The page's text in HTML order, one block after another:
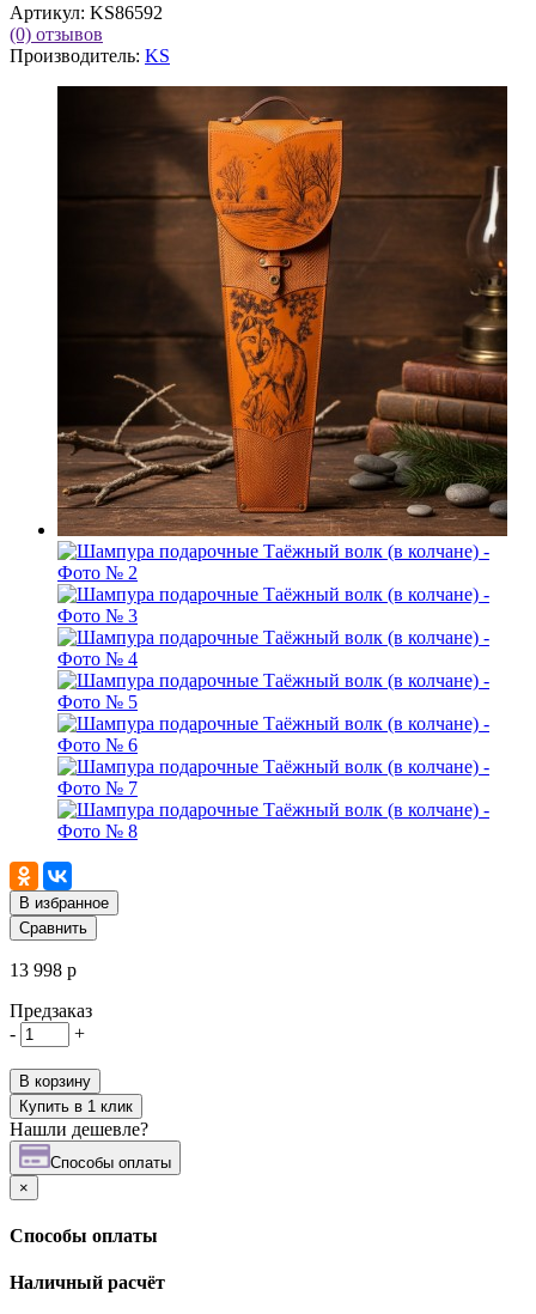
Артикул: KS86592
(0) отзывов
Производитель: KS
В избранное
Сравнить
13 998 р
Предзаказ
-
+
В корзину
Купить в 1 клик
Нашли дешевле?
Cпособы оплаты
×
Cпособы оплаты
Наличный расчёт